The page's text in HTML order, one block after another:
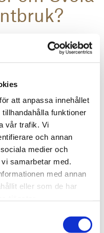
att anpassa innehållet
funktioner
vår trafik. Vi
och annan
medier och
samarbetar med.
med annan
eller som de har